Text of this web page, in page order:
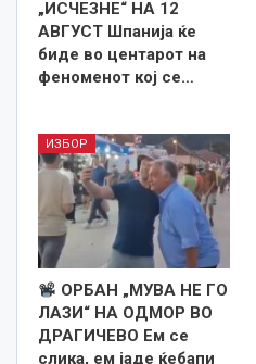
„ИСЧЕЗНЕ“ НА 12
АВГУСТ Шпанија ќе
биде во центарот на
феноменот кој се…
ИЗБОР
ОРБАН „МУВА НЕ ГО
ЛАЗИ“ НА ОДМОР ВО
ДРАГИЧЕВО Ем се
слика, ем јаде ќебапи